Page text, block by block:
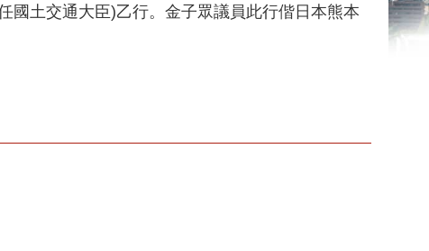
國土交通大臣)乙行。金子眾議員此行偕日本熊本